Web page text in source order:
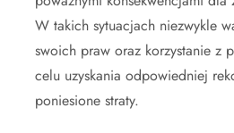
W takich sytuacjach niezwykle
swoich praw oraz korzystanie z
celu uzyskania odpowiedniej
poniesione straty.